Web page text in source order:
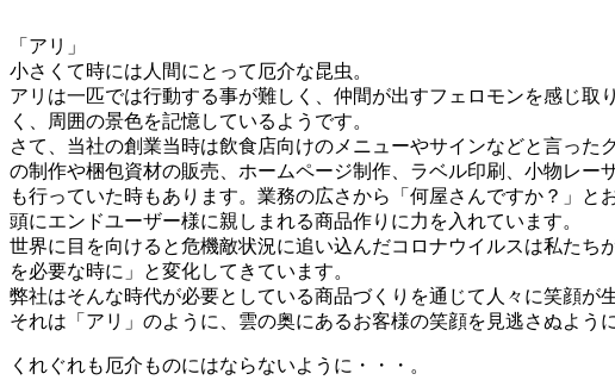
「アリ」
小さくて時には人間にとって厄介な昆虫。
アリは一匹では行動する事が難しく、仲間が出すフェロモンを感じ
く、周囲の景色を記憶しているようです。
さて、当社の創業当時は飲食店向けのメニューやサインなどと言っ
の制作や梱包資材の販売、ホームページ制作、ラベル印刷、小物レ
も行っていた時もあります。業務の広さから「何屋さんですか？」
頭にエンドユーザー様に親しまれる商品作りに力を入れています。
世界に目を向けると危機敵状況に追い込んだコロナウイルスは私た
を必要な時に」と変化してきています。
弊社はそんな時代が必要としている商品づくりを通じて人々に笑顔が
それは「アリ」のように、雲の奥にあるお客様の笑顔を見逃さぬよう
くれぐれも厄介ものにはならないように・・・。